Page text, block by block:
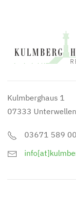
Kulmberghaus 1
07333
03671 589